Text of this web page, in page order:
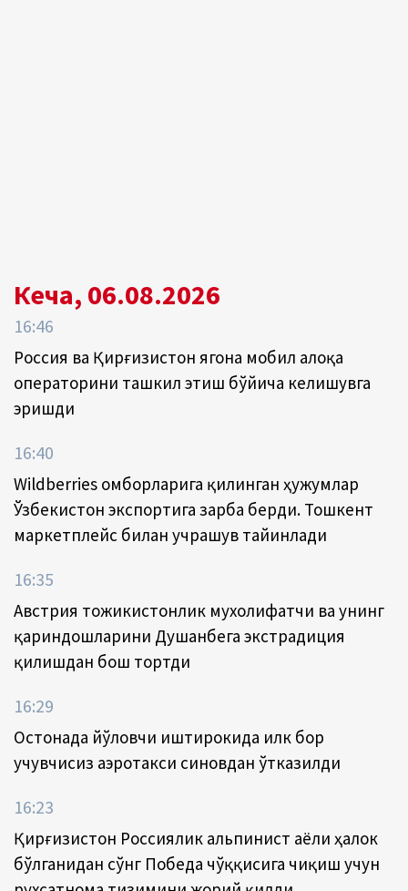
Кеча, 06.08.2026
16:46
Россия ва Қирғизистон ягона мобил алоқа
операторини ташкил этиш бўйича келишувга
эришди
16:40
Wildberries омборларига қилинган ҳужумлар
Ўзбекистон экспортига зарба берди. Тошкент
маркетплейс билан учрашув тайинлади
16:35
Австрия тожикистонлик мухолифатчи ва унинг
қариндошларини Душанбега экстрадиция
қилишдан бош тортди
16:29
Остонада йўловчи иштирокида илк бор
учувчисиз аэротакси синовдан ўтказилди
16:23
Қирғизистон Россиялик альпинист аёли ҳалок
бўлганидан сўнг Победа чўққисига чиқиш учун